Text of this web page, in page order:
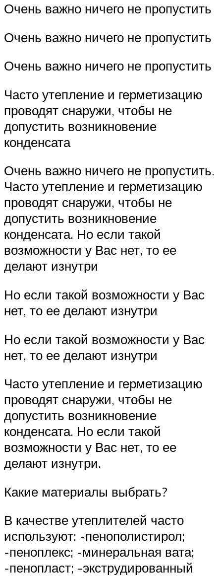
Очень важно ничего не пропустить
Очень важно ничего не пропустить
Очень важно ничего не пропустить
Часто утепление и герметизацию
проводят снаружи, чтобы не
допустить возникновение
конденсата
Очень важно ничего не пропустить.
Часто утепление и герметизацию
проводят снаружи, чтобы не
допустить возникновение
конденсата. Но если такой
возможности у Вас нет, то ее
делают изнутри
Но если такой возможности у Вас
нет, то ее делают изнутри
Но если такой возможности у Вас
нет, то ее делают изнутри
Часто утепление и герметизацию
проводят снаружи, чтобы не
допустить возникновение
конденсата. Но если такой
возможности у Вас нет, то ее
делают изнутри.
Какие материалы выбрать?
В качестве утеплителей часто
используют: -пенополистирол;
-пеноплекс; -минеральная вата;
-пенопласт; -экструдированный